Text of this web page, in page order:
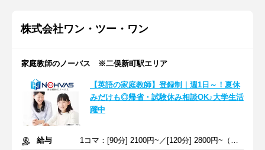
株式会社ワン・ツー・ワン
家庭教師のノーバス ※二俣新町駅エリア
【英語の家庭教師】登録制｜週1日～！夏休
みだけも◎帰省・試験休み相談OK♪大学生活
躍中
給与 1コマ：[90分] 2100円~／[120分] 2800円~（時給1400円~）+交通費